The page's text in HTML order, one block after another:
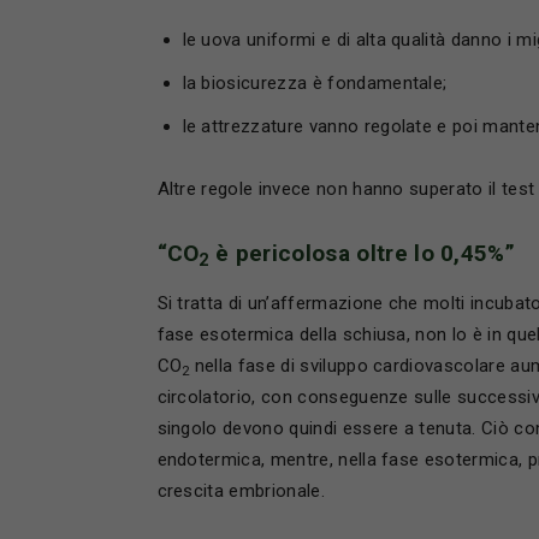
le uova uniformi e di alta qualità danno i
la biosicurezza è fondamentale;
le attrezzature vanno regolate e poi
Altre regole invece non hanno superato il test
“CO2 è pericolosa oltre lo 0,45%”
Si tratta di un’affermazione che molti
fase esotermica della schiusa, non lo è in
CO2 nella fase di sviluppo cardiovascolare
circolatorio, con conseguenze sulle
singolo devono quindi essere a tenuta. Ciò
endotermica, mentre, nella fase esotermica,
crescita embrionale.